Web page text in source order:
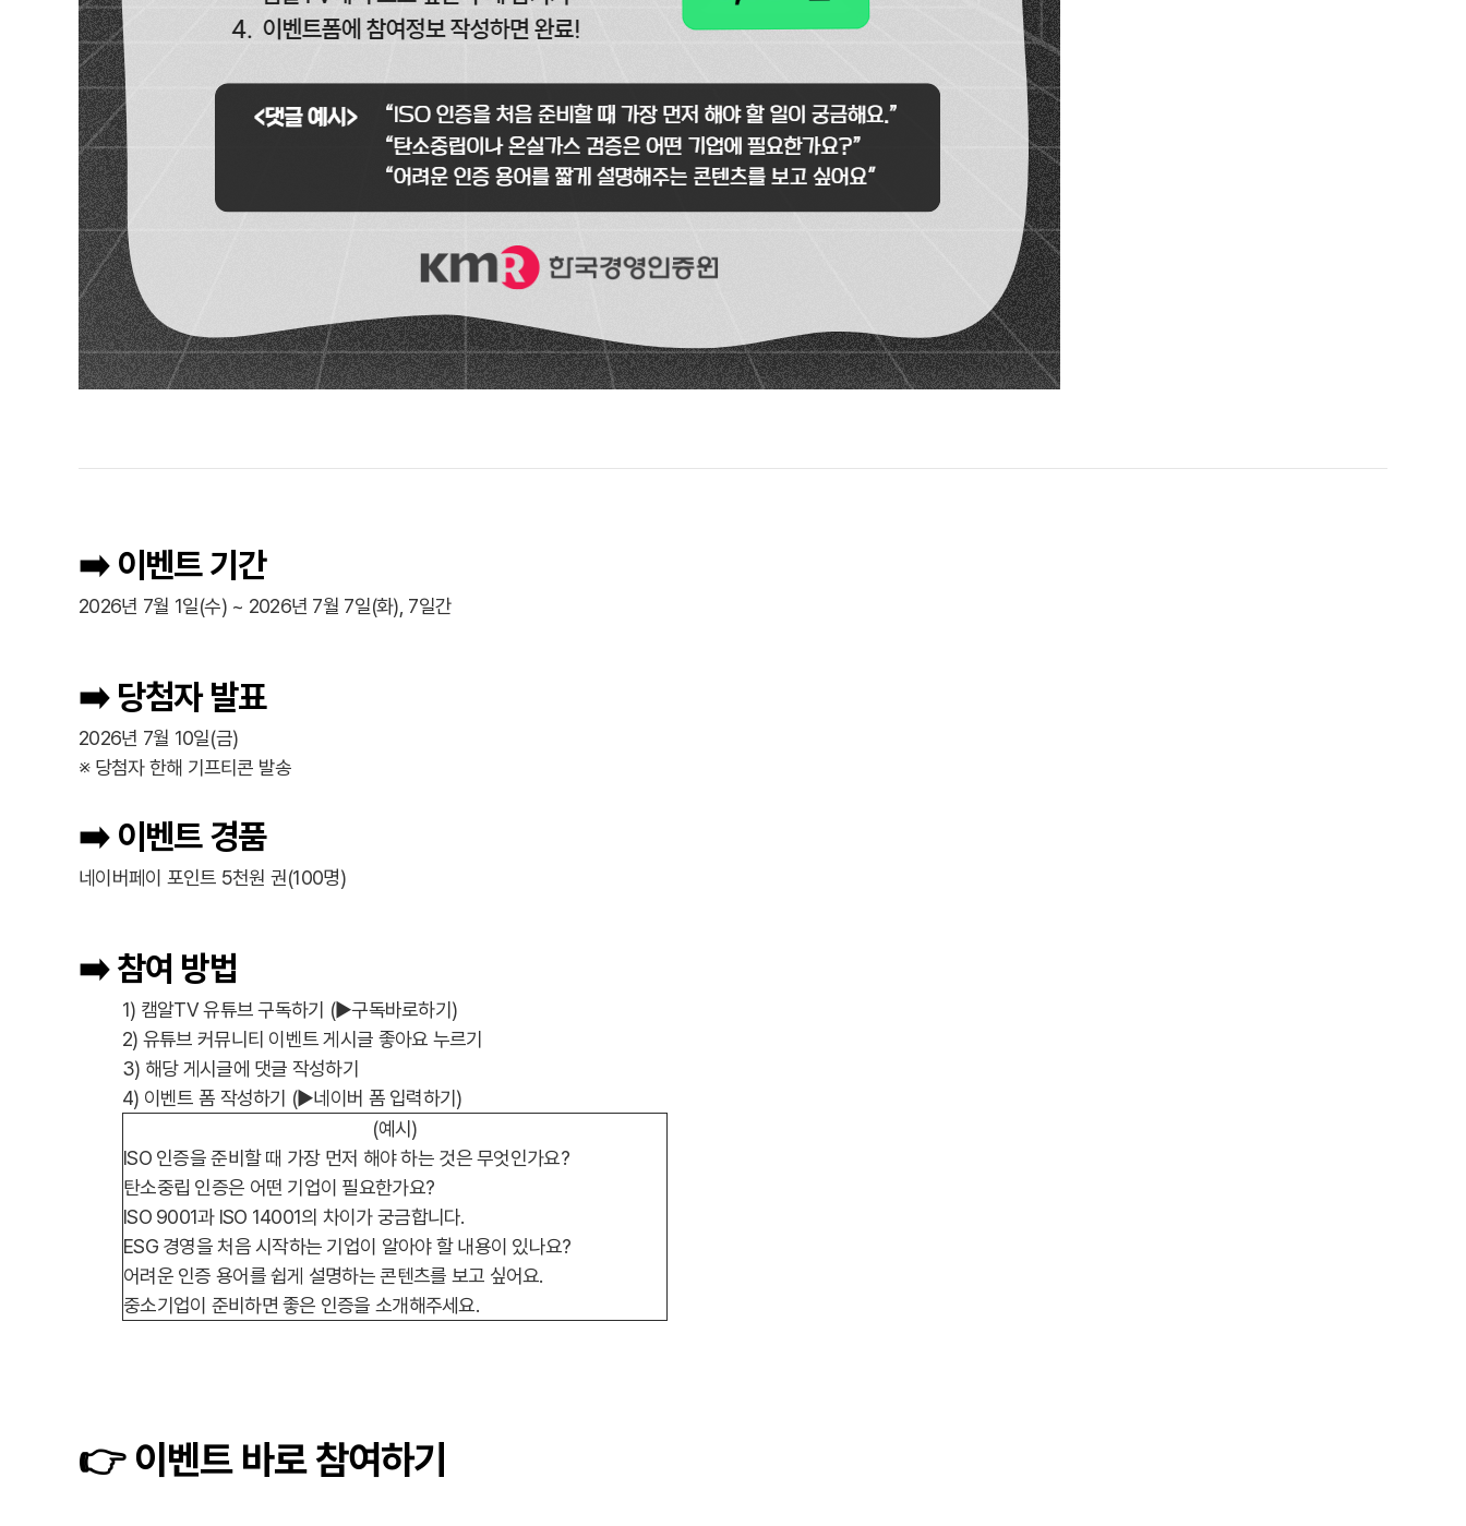
➡️ 이벤트 기간
2026년 7월 1일(수) ~ 2026년 7월 7일(화), 7일간
➡️ 당첨자 발표
2026년 7월 10일(금)
※ 당첨자 한해 기프티콘 발송
➡️ 이벤트 경품
네이버페이 포인트 5천원 권(100명)
➡️ 참여 방법
1) 캠알TV 유튜브 구독하기 (▶구독바로하기 )
2) 유튜브 커뮤니티 이벤트 게시글 좋아요 누르기
3) 해당 게시글에 댓글 작성하기
4) 이벤트 폼 작성하기 (▶네이버 폼 입력하기)
(예시)
ISO 인증을 준비할 때 가장 먼저 해야 하는 것은 무엇인가요?
탄소중립 인증은 어떤 기업이 필요한가요?
ISO 9001과 ISO 14001의 차이가 궁금합니다.
ESG 경영을 처음 시작하는 기업이 알아야 할 내용이 있나요?
어려운 인증 용어를 쉽게 설명하는 콘텐츠를 보고 싶어요.
중소기업이 준비하면 좋은 인증을 소개해주세요.
👉 이벤트 바로 참여하기